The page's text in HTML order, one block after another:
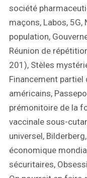
société
maçons, Labos, 5G,
population,
Réunion de
201), Stèles
Financement partiel
américains,
prémonitoire de la
vaccinale sous-
universel,
économique
sécuritaires,